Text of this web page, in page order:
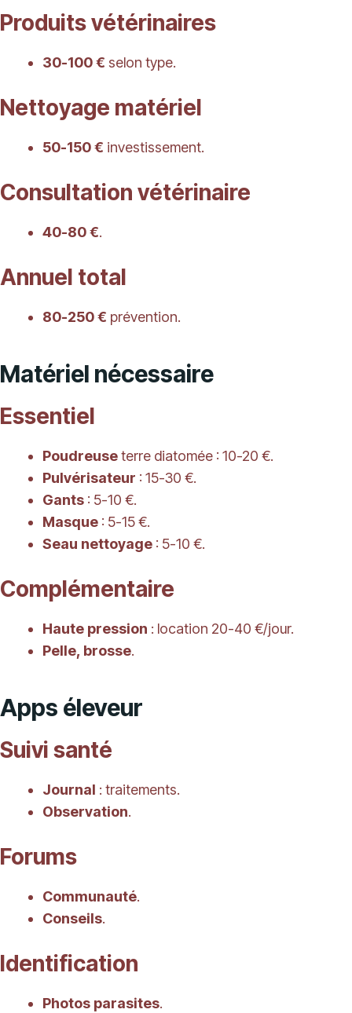
Produits vétérinaires
30-100 € selon type.
Nettoyage matériel
50-150 € investissement.
Consultation vétérinaire
40-80 €.
Annuel total
80-250 € prévention.
Matériel nécessaire
Essentiel
Poudreuseterre diatomée : 10-20 €.
Pulvérisateur : 15-30 €.
Gants : 5-10 €.
Masque : 5-15 €.
Seau nettoyage : 5-10 €.
Complémentaire
Haute pression : location 20-40 €/jour.
Pelle, brosse.
Apps éleveur
Suivi santé
Journal : traitements.
Observation.
Forums
Communauté.
Conseils.
Identification
Photos parasites.